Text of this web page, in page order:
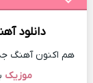
دانلود
هم اکنون آهنگ
موزیک